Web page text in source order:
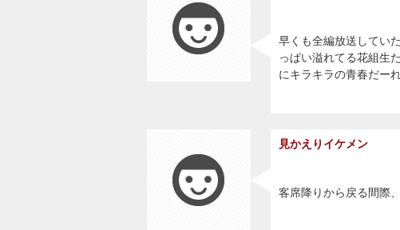
早くも全編放送してい
っぱい溢れてる花組生
にキラキラの青春だー
見かえりイケメン
客席降りから戻る間際